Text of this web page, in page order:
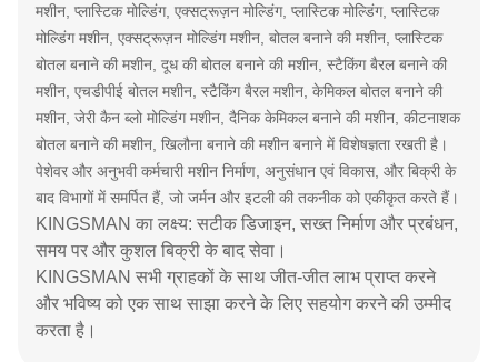
मशीन, प्लास्टिक मोल्डिंग, एक्सट्रूज़न मोल्डिंग, प्लास्टिक मोल्डिंग, प्लास्टिक
मोल्डिंग मशीन, एक्सट्रूज़न मोल्डिंग मशीन, बोतल बनाने की मशीन, प्लास्टिक
बोतल बनाने की मशीन, दूध की बोतल बनाने की मशीन, स्टैकिंग बैरल बनाने की
मशीन, एचडीपीई बोतल मशीन, स्टैकिंग बैरल मशीन, केमिकल बोतल बनाने की
मशीन, जेरी कैन ब्लो मोल्डिंग मशीन, दैनिक केमिकल बनाने की मशीन, कीटनाशक
बोतल बनाने की मशीन, खिलौना बनाने की मशीन बनाने में विशेषज्ञता रखती है।
पेशेवर और अनुभवी कर्मचारी मशीन निर्माण, अनुसंधान एवं विकास, और बिक्री के
बाद विभागों में समर्पित हैं, जो जर्मन और इटली की तकनीक को एकीकृत करते हैं।
KINGSMAN का लक्ष्य: सटीक डिजाइन, सख्त निर्माण और प्रबंधन,
समय पर और कुशल बिक्री के बाद सेवा।
KINGSMAN सभी ग्राहकों के साथ जीत-जीत लाभ प्राप्त करने
और भविष्य को एक साथ साझा करने के लिए सहयोग करने की उम्मीद
करता है।